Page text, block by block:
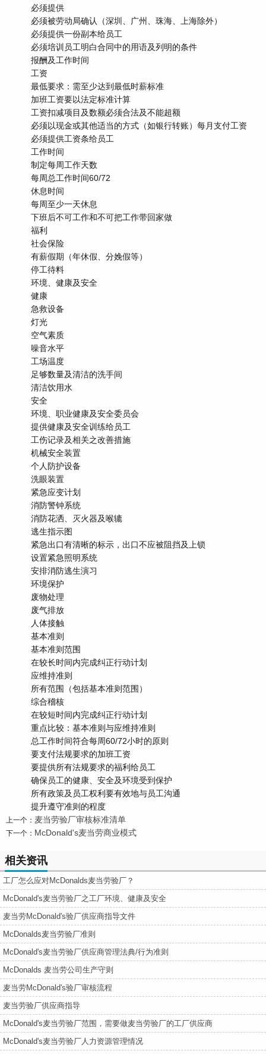
必须提供
必须被劳动局确认（深圳、广州、珠海、上海除外）
必须提供一份副本给员工
必须培训员工明白合同中的用语及列明的条件
报酬及工作时间
工资
最低要求：需至少达到最低时薪标准
加班工资要以法定标准计算
工资扣减项目及数额必须合法及不能超额
必须以现金或其他适当的方式（如银行转账）每月支付工资
必须提供工资条给员工
工作时间
制定每周工作天数
每周总工作时间60/72
休息时间
每周至少一天休息
下班后不可工作和不可把工作带回家做
福利
社会保险
有薪假期（年休假、分娩假等）
停工待料
环境、健康及安全
健康
急救设备
灯光
空气素质
噪音水平
工场温度
足够数量及清洁的洗手间
清洁饮用水
安全
环境、职业健康及安全委员会
提供健康及安全训练给员工
工伤记录及相关之改善措施
机械安全装置
个人防护设备
洗眼装置
紧急应变计划
消防警钟系统
消防花洒、灭火器及喉辘
逃生指示图
紧急出口有清晰的标示，出口不应被阻挡及上锁
设置紧急照明系统
安排消防逃生演习
环境保护
废物处理
废气排放
人体接触
基本准则
基本准则范围
在较长时间内完成纠正行动计划
应维持准则
所有范围（包括基本准则范围）
综合稽核
在较短时间内完成纠正行动计划
重点比较：基本准则与应维持准则
总工作时间符合每周60/72小时的原则
要支付法规要求的加班工资
要提供所有法规要求的福利给员工
确保员工的健康、安全及环境受到保护
所有政策及员工权利要有效地与员工沟通
提升遵守准则的程度
上一个： 麦当劳验厂审核标准清单
下一个： McDonald's麦当劳商业模式
相关资讯
工厂怎么应对McDonalds麦当劳验厂？
McDonald's麦当劳验厂之工厂环境、健康及安全
麦当劳McDonald's验厂供应商指导文件
McDonalds麦当劳验厂准则
McDonald's麦当劳验厂供应商管理法典/行为准则
McDonalds 麦当劳公司生产守则
麦当劳McDonald's验厂审核流程
麦当劳验厂供应商指导
McDonald's麦当劳验厂范围，需要做麦当劳验厂的工厂供应商
McDonald's麦当劳验厂人力资源管理情况